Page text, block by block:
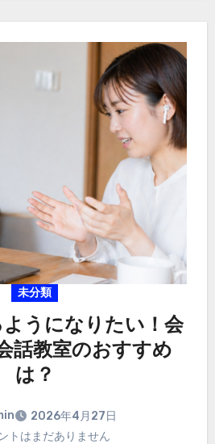
未分類
うになりたい！会
話教室のおすすめ
は？
2026年4月27日
トはまだありません